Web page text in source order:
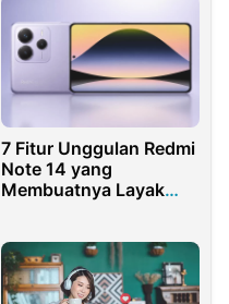
7 Fitur Unggulan Redmi
Note 14 yang
Membuatnya Layak